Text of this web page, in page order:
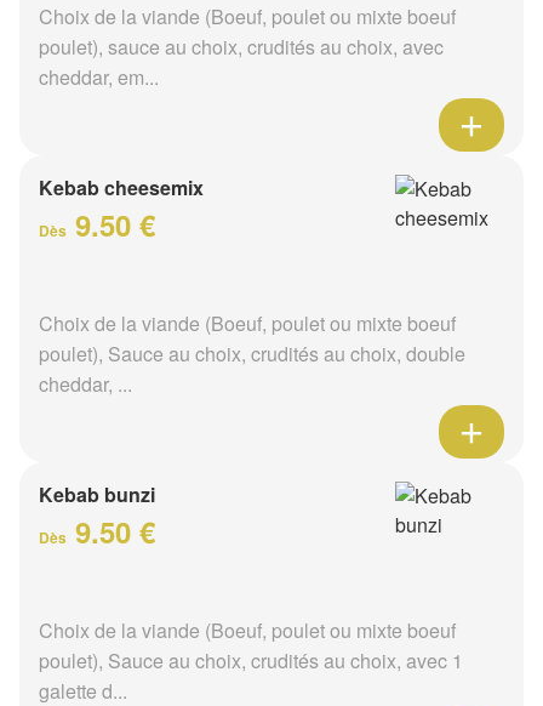
Choix de la viande (Boeuf, poulet ou mixte boeuf
poulet), sauce au choix, crudités au choix, avec
cheddar, em...
Kebab cheesemix
Dès 9.50 €
Choix de la viande (Boeuf, poulet ou mixte boeuf
poulet), Sauce au choix, crudités au choix, double
cheddar, ...
Kebab bunzi
Dès 9.50 €
Choix de la viande (Boeuf, poulet ou mixte boeuf
poulet), Sauce au choix, crudités au choix, avec 1
galette d...